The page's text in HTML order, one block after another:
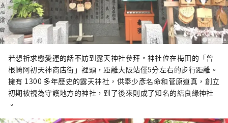
若想祈求戀愛運的話不妨到露天神社參拜。神社位在梅田的「曾
根崎阿初天神商店街」裡頭，距離大阪站僅5分左右的步行距離。
擁有 1300 多年歷史的露天神社，供奉少彥名命和菅原道真，創立
初期被視為守護地方的神社，到了後來則成了知名的結良緣神社
。